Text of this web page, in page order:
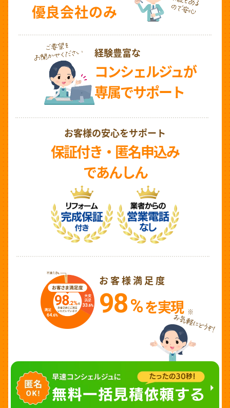
優良会社のみ
経験豊富な
コンシェルジュが
専属でサポート
お客様の安心をサポート
保証付き・匿名申込み
であんしん
お客様満足度
98%を実現 ※